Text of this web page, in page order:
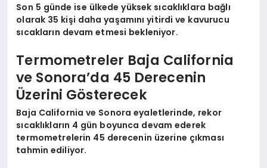
Son 5 günde ise ülkede yüksek sıcaklıklara bağlı
olarak 35 kişi daha yaşamını yitirdi ve kavurucu
sıcakların devam etmesi bekleniyor.
Termometreler Baja California
ve Sonora’da 45 Derecenin
Üzerini Gösterecek
Baja California ve Sonora eyaletlerinde, rekor
sıcaklıkların 4 gün boyunca devam ederek
termometrelerin 45 derecenin üzerine çıkması
tahmin ediliyor.